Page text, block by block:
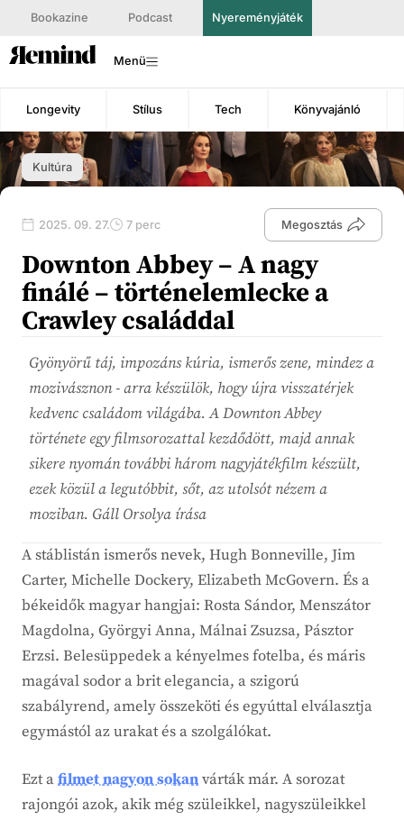
Bookazine Podcast Nyereményjáték
Menü
Longevity Stílus Tech Könyvajánló
Kultúra
2025. 09. 27. 7 perc Megosztás
Downton Abbey – A nagy
finálé – történelemlecke a
Crawley családdal
Gyönyörű táj, impozáns kúria, ismerős zene, mindez a
mozivásznon - arra készülök, hogy újra visszatérjek
kedvenc családom világába. A Downton Abbey
története egy filmsorozattal kezdődött, majd annak
sikere nyomán további három nagyjátékfilm készült,
ezek közül a legutóbbit, sőt, az utolsót nézem a
moziban. Gáll Orsolya írása
A stáblistán ismerős nevek, Hugh Bonneville, Jim
Carter, Michelle Dockery, Elizabeth McGovern. És a
békeidők magyar hangjai: Rosta Sándor, Menszátor
Magdolna, Györgyi Anna, Málnai Zsuzsa, Pásztor
Erzsi. Belesüppedek a kényelmes fotelba, és máris
magával sodor a brit elegancia, a szigorú
szabályrend, amely összeköti és egyúttal elválasztja
egymástól az urakat és a szolgálókat.
Ezt afilmet nagyon sokanvárták már. A sorozat
rajongói azok, akik még szüleikkel, nagyszüleikkel